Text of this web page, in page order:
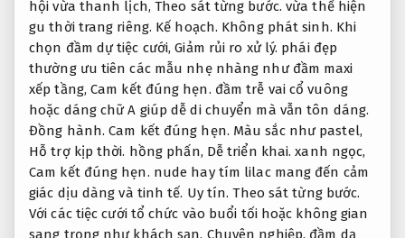
hội vừa thanh lịch, Theo sát từng bước. vừa thể hiện
gu thời trang riêng. Kế hoạch. Không phát sinh. Khi
chọn đầm dự tiệc cưới,Giảm rủi ro xử lý. phái đẹp
thường ưu tiên các mẫu nhẹ nhàng như đầm maxi
xếp tầng, Cam kết đúng hẹn. đầm trễ vai cổ vuông
hoặc dáng chữ A giúp dễ di chuyển mà vẫn tôn dáng.
Đồng hành. Cam kết đúng hẹn. Màu sắc như pastel,
Hỗ trợ kịp thời. hồng phấn, Dễ triển khai. xanh ngọc,
Cam kết đúng hẹn. nude hay tím lilac mang đến cảm
giác dịu dàng và tinh tế. Uy tín. Theo sát từng bước.
Với các tiệc cưới tổ chức vào buổi tối hoặc không gian
sang trọng như khách sạn, Chuyên nghiệp. đầm dạ